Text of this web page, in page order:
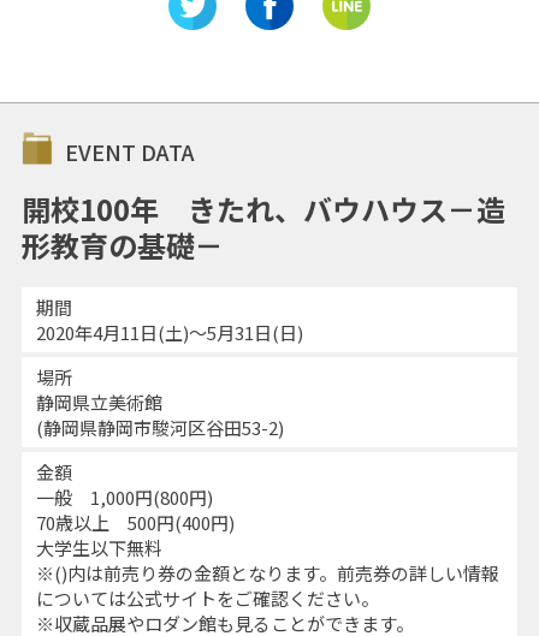
EVENT DATA
開校100年 きたれ、バウハウス－造
形教育の基礎－
期間
2020年4月11日(土)～5月31日(日)
場所
静岡県立美術館
(静岡県静岡市駿河区谷田53-2)
金額
一般 1,000円(800円)
70歳以上 500円(400円)
大学生以下無料
※()内は前売り券の金額となります。前売券の詳しい情報
については公式サイトをご確認ください。
※収蔵品展やロダン館も見ることができます。